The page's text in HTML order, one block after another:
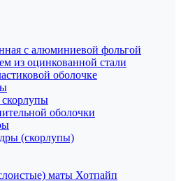
с алюминиевой фольгой
из оцинкованной стали
оболочке
оболочки
(скорлупы)
маты Хотпайп